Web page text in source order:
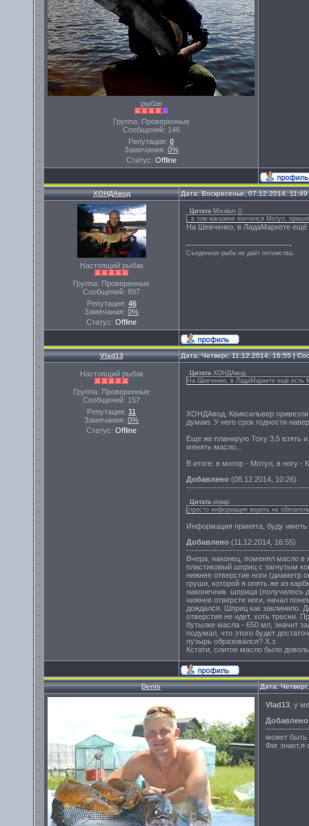
рыбак
Группа: Проверенные
Сообщений: 146
Репутация: 0
Замечания: 0%
Статус: Offline
ХОНДАвод Дата: Воскресенье, 07.12.2014,
Настоящий рыбак
Группа: Проверенные
Сообщений: 897
Репутация: 46
Замечания: 0%
Статус: Offline
Цитата Miхalыч ()
, в том магазине кончился Мотул,
На Шевченко, в ЛадаМаркете ещё
Съеденная рыба не даёт потомства.
Vlad13 Дата: Четверг, 11.12.2014, 16:55 |
Настоящий рыбак
Группа: Проверенные
Сообщений: 157
Репутация: 11
Замечания: 0%
Статус: Offline
Цитата ХОНДАвод
На Шевченко, в ЛадаМаркете ещё есть
ХОНДАвод, Квиксильвер привезли
думаю. У него срок годности
Еще же планирую Тоху 3,5 взять
менять масло...
В итоге: в мотор - Мотул, в ногу -
Добавлено (08.12.2014, 10:26)
Цитата игмар
(просто информация верить не
Информация принята, буду иметь
Добавлено (11.12.2014, 16:55)
Вчера, наконец, поменял масло в
пластиковый шприц с загнутым
нижнее отверстие ноги (диаметр
груши, которой я опять же из
наконечник шприца (получилось
нижнее отверсте ноги, начал
дождался. Шприц как заклинило.
отверстия не идет, хоть тресни.
бутылке масла - 650 мл, значит
подумал, что этого будет
пузырь образовался? Х.з.
Кстати, слитое масло было
Denis Дата:
Vlad13 , у
Добавлено
может быть
Фиг знает,я